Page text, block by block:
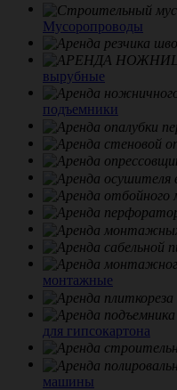
Мусоропроводы
вырубные
подъемники
монтажные
для гипсокартона
машины